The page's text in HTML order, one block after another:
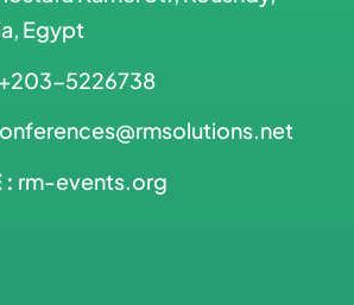
Egypt
+203-5226738
: rm-events.org